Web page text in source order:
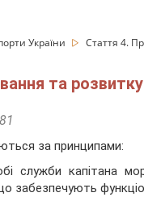
України Стаття 4.
та
за принципами:
служби капітана
забезпечують